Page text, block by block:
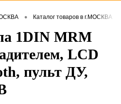
• Каталог товаров в г.МОСКВА
1DIN MRM
LCD
пульт ДУ,